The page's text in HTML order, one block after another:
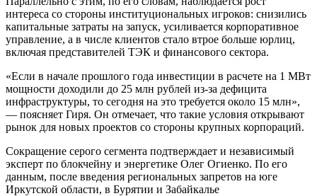
интереса со стороны институциональных игроков: снизились
капитальные затраты на запуск, усиливается корпоративное
управление, а в числе клиентов стало втрое больше юрлиц,
включая представителей ТЭК и финансового сектора.
«Если в начале прошлого года инвестиции в расчете на 1 МВт
мощности доходили до 25 млн рублей из-за дефицита
инфраструктуры, то сегодня на это требуется около 15 млн»,
— поясняет Гиря. Он отмечает, что такие условия открывают
рынок для новых проектов со стороны крупных корпораций.
Сокращение серого сегмента подтверждает и независимый
эксперт по блокчейну и энергетике Олег Огиенко. По его
данным, после введения региональных запретов на юге
Иркутской области, в Бурятии и Забайкалье